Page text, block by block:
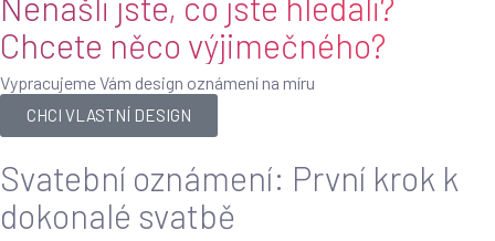
Chcete něco výjimečného?
Vypracujeme Vám design oznámení na míru
CHCI VLASTNÍ DESIGN
Svatební oznámení: První krok k
dokonalé svatbě